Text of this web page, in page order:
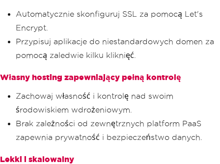
Automatycznie skonfiguruj SSL za pomocą Let's
Encrypt.
Przypisuj aplikacje do niestandardowych domen za
pomocą zaledwie kilku kliknięć.
Własny hosting zapewniający pełną kontrolę
Zachowaj własność i kontrolę nad swoim
środowiskiem wdrożeniowym.
Brak zależności od zewnętrznych platform PaaS
zapewnia prywatność i bezpieczeństwo danych.
Lekki i skalowalny